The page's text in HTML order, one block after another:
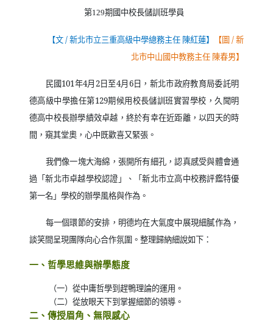
第129期國中校長儲訓班學員
【文/新北市立三重高級中學總務主任 陳紅蓮】 【圖/新
北市中山國中教務主任 陳春男】
民國101年4月2日至4月6日，新北市政府教育局委託明
德高級中學擔任第129期候用校長儲訓班實習學校，久聞明
德高中校長辦學績效卓越，終於有幸在近距離，以四天的時
間，窺其堂奧，心中既歡喜又緊張。
我們像一塊大海綿，張開所有細孔，認真感受與體會通
過「新北市卓越學校認證」、「新北市立高中校務評鑑特優
第一名」學校的辦學風格與作為。
每一個環節的安排，明德均在大氣度中展現細膩作為，
談笑間呈現團隊向心合作氛圍。整理歸納細說如下：
一、哲學思維與辦學態度
（一）從中庸哲學到趕鴨理論的運用。
（二）從放眼天下到掌握細節的領導。
二、傳授眉角、無限感心